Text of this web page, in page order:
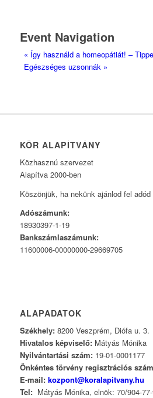
Event Navigation
« Így használd a homeopátiát! –
Egészséges uzsonnák »
KÖR ALAPÍTVÁNY
Közhasznú szervezet
Alapítva 2000-ben
Köszönjük, ha nekünk ajánlod fel adód
Adószámunk:
18930397-1-19
Bankszámlaszámunk:
11600006-00000000-29669705
ALAPADATOK
Székhely:8200 Veszprém, Diófa u. 3.
Hivatalos képviselő:Mátyás Mónika
Nyilvántartási szám:19-01-0001177
Önkéntes törvény regisztrációs
E-mail: kozpont@koralapitvany.hu
Tel:Mátyás Mónika, elnök: 70/904-